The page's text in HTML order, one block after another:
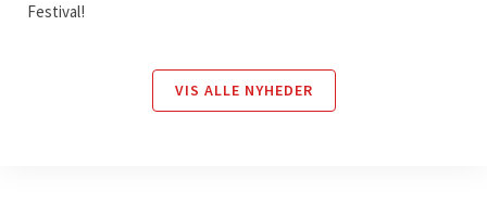
Festival!
VIS ALLE NYHEDER